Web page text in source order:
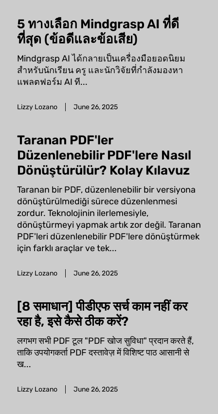
5 ทางเลือก Mindgrasp AI ที่ดี
ที่สุด (ข้อดีและข้อเสีย)
Mindgrasp AI ได้กลายเป็นเครื่องมือยอดนิยม
สำหรับนักเรียน ครู และนักวิจัยที่กำลังมองหา
แพลตฟอร์ม AI ที...
Lizzy Lozano June 26, 2025
Taranan PDF'ler
Düzenlenebilir PDF'lere Nasıl
Dönüştürülür? Kolay Kılavuz
Taranan bir PDF, düzenlenebilir bir versiyona
dönüştürülmediği sürece düzenlenmesi
zordur. Teknolojinin ilerlemesiyle,
dönüştürmeyi yapmak artık zor değil. Taranan
PDF'leri düzenlenebilir PDF'lere dönüştürmek
için farklı araçlar ve tek...
Lizzy Lozano June 26, 2025
[8 समाधान] पीडीएफ सर्च काम नहीं कर
रहा है, इसे कैसे ठीक करें?
लगभग सभी PDF टूल "PDF खोज सुविधा" प्रदान करते हैं,
ताकि उपयोगकर्ता PDF दस्तावेज़ में विशिष्ट पाठ आसानी से
ख...
Lizzy Lozano June 26, 2025